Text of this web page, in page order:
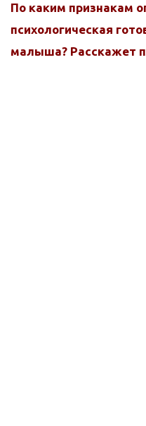
По каким признакам
психологическая
малыша? Расскажет